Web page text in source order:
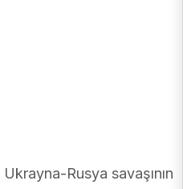
Rusya savaşının